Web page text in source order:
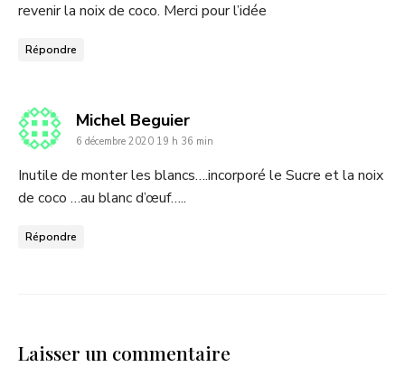
revenir la noix de coco. Merci pour l’idée
Répondre
Michel Beguierdit
:
6 décembre 2020 19 h 36 min
Inutile de monter les blancs….incorporé le Sucre et la noix
de coco …au blanc d’œuf…..
Répondre
Laisser un commentaire